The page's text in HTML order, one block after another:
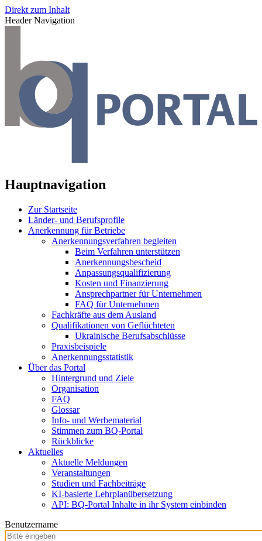
Direkt zum Inhalt
Header Navigation
Hauptnavigation
Zur Startseite
Länder- und Berufsprofile
Anerkennung für Betriebe
Anerkennungsverfahren begleiten
Beim Verfahren unterstützen
Anerkennungsbescheid
Anpassungsqualifizierung
Kosten und Finanzierung
Ansprechpartner für Unternehmen
FAQ für Unternehmen
Fachkräfte aus dem Ausland
Qualifikationen von Geflüchteten
Ukrainische Berufsabschlüsse
Praxisbeispiele
Anerkennungsstatistik
Über das Portal
Hintergrund und Ziele
Organisation
FAQ
Glossar
Info- und Werbematerial
Stimmen zum BQ-Portal
Rückblicke
Aktuelles
Aktuelle Meldungen
Veranstaltungen
Studien und Fachbeiträge
KI-basierte Lehrplanübersetzung
API: BQ-Portal Inhalte in ihr System einbinden
Benutzername